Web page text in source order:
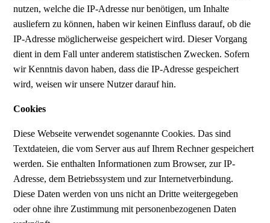
nutzen, welche die IP-Adresse nur benötigen, um Inhalte
ausliefern zu können, haben wir keinen Einfluss darauf, ob die
IP-Adresse möglicherweise gespeichert wird. Dieser Vorgang
dient in dem Fall unter anderem statistischen Zwecken. Sofern
wir Kenntnis davon haben, dass die IP-Adresse gespeichert
wird, weisen wir unsere Nutzer darauf hin.
Cookies
Diese Webseite verwendet sogenannte Cookies. Das sind
Textdateien, die vom Server aus auf Ihrem Rechner gespeichert
werden. Sie enthalten Informationen zum Browser, zur IP-
Adresse, dem Betriebssystem und zur Internetverbindung.
Diese Daten werden von uns nicht an Dritte weitergegeben
oder ohne ihre Zustimmung mit personenbezogenen Daten